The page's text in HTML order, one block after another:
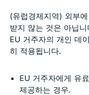
(유럽경제지역) 외부
받지 않는 것은 아닙
EU 거주자의 개인 데
히 적용됩니다.
EU 거주자에게 유
제공하는 경우.